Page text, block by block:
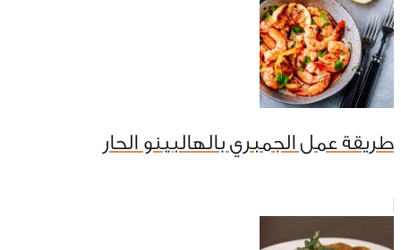
طريقة عمل الجمبري بالهالبينو الحار